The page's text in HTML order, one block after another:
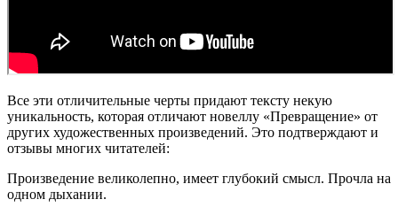
Все эти отличительные черты придают тексту некую
уникальность, которая отличают новеллу «Превращение» от
других художественных произведений. Это подтверждают и
отзывы многих читателей:
Произведение великолепно, имеет глубокий смысл. Прочла на
одном дыхании.